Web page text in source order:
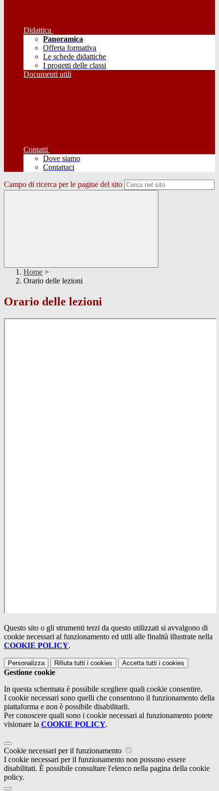
Didattica
Panoramica
Offerta formativa
Le schede didattiche
I progetti delle classi
Documenti utili
Contatti
Dove siamo
Contattaci
Campo di ricerca per le pagine del sito
Home >
Orario delle lezioni
Orario delle lezioni
Questo sito o gli strumenti terzi da questo utilizzati si avvalgono di
cookie necessari al funzionamento ed utili alle finalità illustrate nella
COOKIE POLICY.
Personalizza Rifiuta tutti i cookies Accetta tutti i cookies
Gestione cookie
In questa schermata è possibile scegliere quali cookie consentire.
I cookie necessari sono quelli che consentono il funzionamento della
piattaforma e non è possibile disabilitarli.
Per conoscere quali sono i cookie necessari al funzionamento potete
visionare la COOKIE POLICY.
Cookie necessari per il funzionamento
I cookie necessari per il funzionamento non possono essere
disabilitati. È possibile consultare l'elenco nella pagina della cookie
policy.